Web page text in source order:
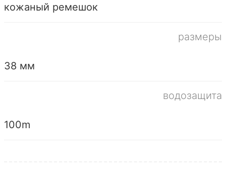
кожаный ремешок
размеры
38 мм
водозащита
100m